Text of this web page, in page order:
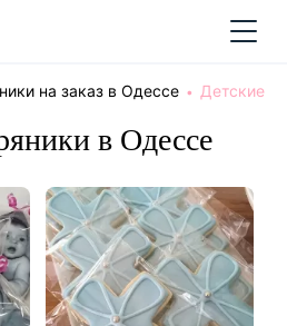
на заказ в Одессе Детские
в Одессе